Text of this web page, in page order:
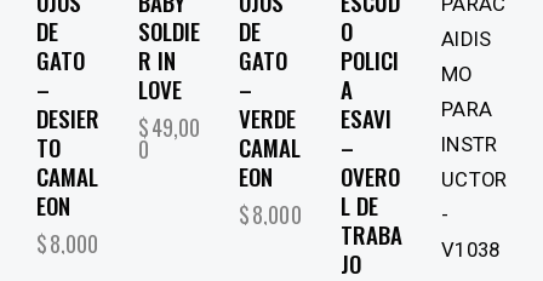
DE
GATO
–
DESIER
TO
CAMAL
EON
$8,000
SOLDIE
R IN
LOVE
$49,00
0
DE
GATO
–
VERDE
CAMAL
EON
$8,000
O
POLICI
A
ESAVI
–
OVERO
L DE
TRABA
JO